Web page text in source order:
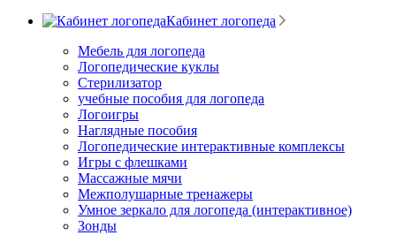
Кабинет логопеда
Мебель для логопеда
Логопедические куклы
Стерилизатор
учебные пособия для логопеда
Логоигры
Наглядные пособия
Логопедические интерактивные комплексы
Игры с флешками
Массажные мячи
Межполушарные тренажеры
Умное зеркало для логопеда (интерактивное)
Зонды